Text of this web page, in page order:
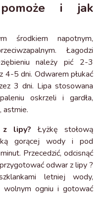
i jak
środkiem napotnym,
Łagodzi
należy pić 2-3
4-5 dni. Odwarem płukać
3 dni. Lipa stosowana
oskrzeli i gardła,
astmie.
z lipy? Łyżkę stołową
gorącej wody i pod
Przecedzić, odcisnąć
odwar z lipy ?
letniej wody,
wolnym ogniu i gotować